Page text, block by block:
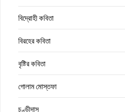
বিদ্রোহী কবিতা
বিরহের কবিতা
বৃষ্টির কবিতা
গোলাম মোস্তফা
চণ্ডীদাস